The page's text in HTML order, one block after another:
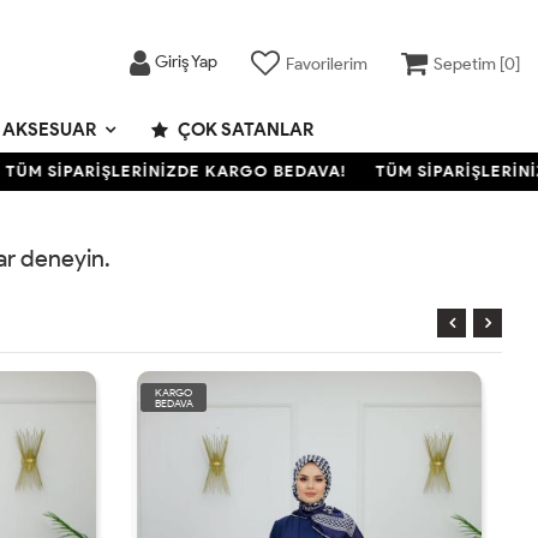
Giriş Yap Favorilerim Sepetim [0]
AKSESUAR ÇOK SATANLAR
SİPARİŞLERİNİZDE KARGO BEDAVA! TÜM
deneyin.
KARGO
BEDAVA